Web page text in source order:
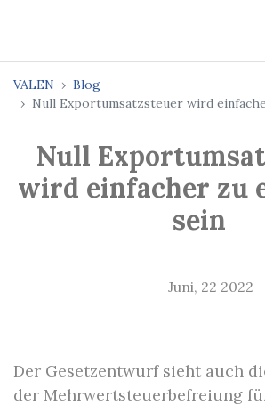
VALEN
Blog
Null Exportumsatzsteuer wird
Null
wird einfacher zu
sein
Juni, 22 2022
Der Gesetzentwurf sieht auch
der Mehrwertsteuerbefreiung